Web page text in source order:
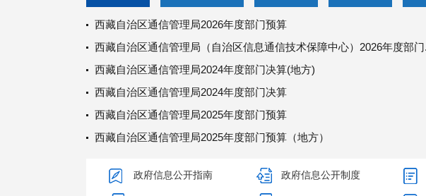
西藏自治区通信管理局2026年度部门预算
西藏自治区通信管理局（自治区信息通信技术保障中心）2026年度部门
西藏自治区通信管理局2024年度部门决算(地方)
西藏自治区通信管理局2024年度部门决算
西藏自治区通信管理局2025年度部门预算
西藏自治区通信管理局2025年度部门预算（地方）
政府信息公开指南 政府信息公开制度